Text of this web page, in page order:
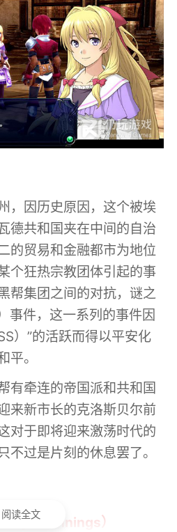
，因历史原因，这个被埃
德共和国夹在中间的自治
的贸易和金融都市为地位
个狂热宗教团体引起的事
帮集团之间的对抗，谜之
事件，这一系列的事件因
）”的活跃而得以平安化
平。
有牵连的帝国派和共和国
来新市长的克洛斯贝尔前
对于即将迎来激荡时代的
不过是片刻的休息罢了。
Bannings）
阅读全文